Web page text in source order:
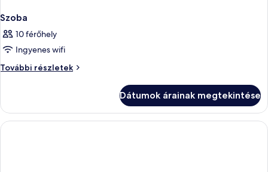
Szoba
10 férőhely
Ingyenes wifi
További részletek
Szoba
Dátumok árainak megtekintése